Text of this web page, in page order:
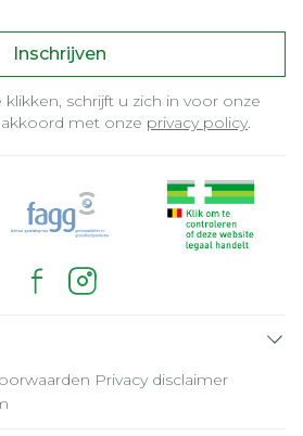
Inschrijven
schrijft u zich in voor onze
met onze privacy policy.
Privacy disclaimer